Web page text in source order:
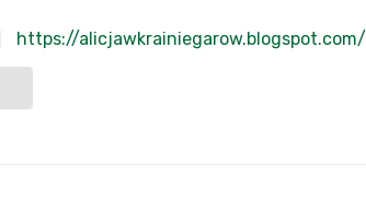
https://alicjawkrainiegarow.blogspot.com/